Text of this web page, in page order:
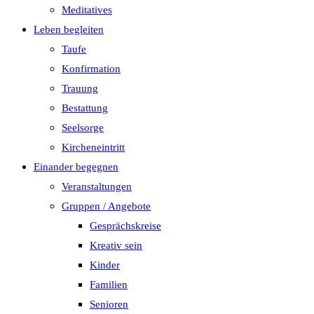
Meditatives
Leben begleiten
Taufe
Konfirmation
Trauung
Bestattung
Seelsorge
Kircheneintritt
Einander begegnen
Veranstaltungen
Gruppen / Angebote
Gesprächskreise
Kreativ sein
Kinder
Familien
Senioren